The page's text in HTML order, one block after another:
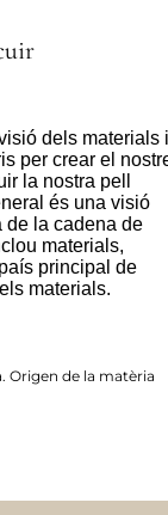
dels materials i
per crear el
la nostra pell
és una visió
de la cadena de
materials,
principal de
materials.
Origen de la matèria